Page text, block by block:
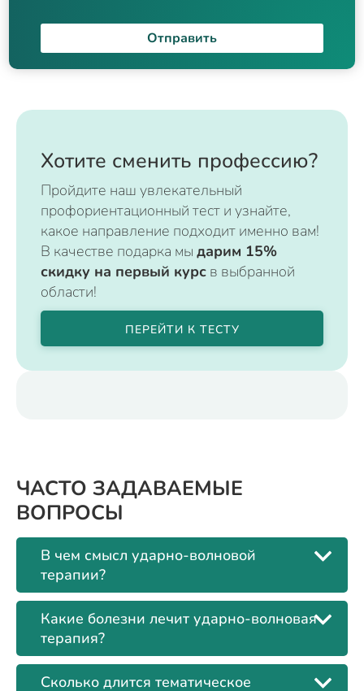
Отправить
Хотите сменить профессию?
Пройдите наш увлекательный
профориентационный тест и узнайте,
какое направление подходит именно вам!
В качестве подарка мы дарим 15%
скидку на первый курс в выбранной
области!
ПЕРЕЙТИ К ТЕСТУ
ЧАСТО ЗАДАВАЕМЫЕ
ВОПРОСЫ
В чем смысл ударно-волновой
терапии?
Какие болезни лечит ударно-волновая
терапия?
Сколько длится тематическое